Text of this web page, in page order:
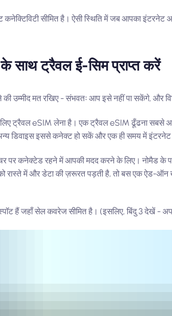
सीमित है। ऐसी स्थिति में जब आपका
साथ ट्रैवल ई-सिम प्राप्त करें
की उम्मीद मत रखिए - संभवतः आप इसे नहीं पा सकेंगे,
ट्रैवल eSIM लेना है। एक ट्रैवल eSIM ढूँढना सबसे
डिवाइस इससे कनेक्ट हो सकें और एक ही समय में
पर कनेक्टेड रहने में आपकी मदद करने के लिए। नोमैड के
में और डेटा की ज़रूरत पड़ती है, तो बस एक ऐड-
हैं जहाँ सेल कवरेज सीमित है। (इसलिए, बिंदु 3 देखें -